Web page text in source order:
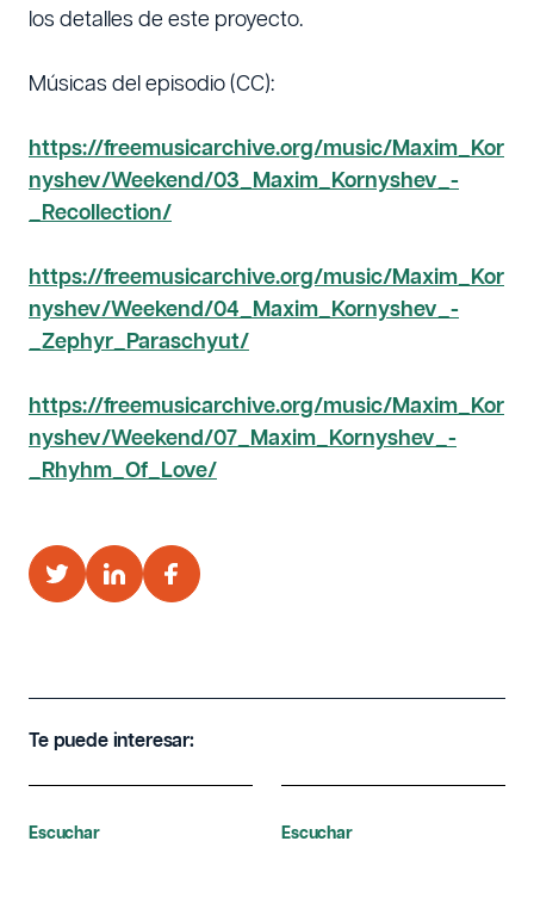
los detalles de este proyecto.
Músicas del episodio (CC):
https://freemusicarchive.org/music/Maxim_Kor
nyshev/Weekend/03_Maxim_Kornyshev_-
_Recollection/
https://freemusicarchive.org/music/Maxim_Kor
nyshev/Weekend/04_Maxim_Kornyshev_-
_Zephyr_Paraschyut/
https://freemusicarchive.org/music/Maxim_Kor
nyshev/Weekend/07_Maxim_Kornyshev_-
_Rhyhm_Of_Love/
Te puede interesar:
Escuchar Escuchar